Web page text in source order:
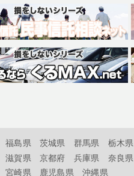
福島県 茨城県 群馬県 栃木県
滋賀県 京都府 兵庫県 奈良県
宮崎県 鹿児島県 沖縄県